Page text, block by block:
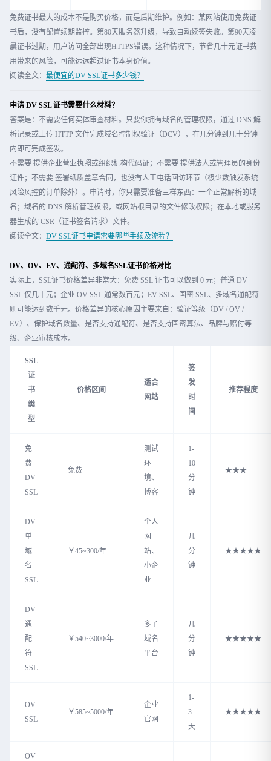
免费证书最大的成本不是购买价格，而是后期维护。例如：某网站使用免费证
书后，没有配置续期监控。第80天服务器升级，导致自动续签失败。第90天凌
晨证书过期，用户访问全部出现HTTPS错误。这种情况下，节省几十元证书费
用带来的风险，可能远远超过证书本身价值。
阅读全文： 最便宜的DV SSL证书多少钱？
申请 DV SSL 证书需要什么材料？
答案是：不需要任何实体审查材料。只要你拥有域名的管理权限，通过 DNS 解
析记录或上传 HTTP 文件完成域名控制权验证（DCV），在几分钟到几十分钟
内即可完成签发。
不需要 提供企业营业执照或组织机构代码证；不需要 提供法人或管理员的身份
证件；不需要 签署纸质盖章合同，也没有人工电话回访环节（极少数触发系统
风险风控的订单除外）。申请时，你只需要准备三样东西：一个正常解析的域
名；域名的 DNS 解析管理权限，或网站根目录的文件修改权限；在本地或服务
器生成的 CSR（证书签名请求）文件。
阅读全文： DV SSL证书申请需要哪些手续及流程？
DV、OV、EV、通配符、多域名SSL证书价格对比
实际上，SSL证书价格差异非常大：免费 SSL 证书可以做到 0 元；普通 DV
SSL 仅几十元；企业 OV SSL 通常数百元；EV SSL、国密 SSL、多域名通配符
则可能达到数千元。价格差异的核心原因主要来自：验证等级（DV / OV /
EV）、保护域名数量、是否支持通配符、是否支持国密算法、品牌与赔付等
级、企业审核成本。
SSL
证
书
类
型
价格区间
适合
网站
签
发
时
间
推荐程度
免
费
DV
SSL
免费
测试
环
境、
博客
1-
10
分
钟
★★★
DV
单
域
名
SSL
￥45~300/年
个人
网
站、
小企
业
几
分
钟
★★★★★
DV
通
配
符
SSL
￥540~3000/年
多子
域名
平台
几
分
钟
★★★★★
OV
SSL
￥585~5000/年
企业
官网
1-
3
天
★★★★★
OV